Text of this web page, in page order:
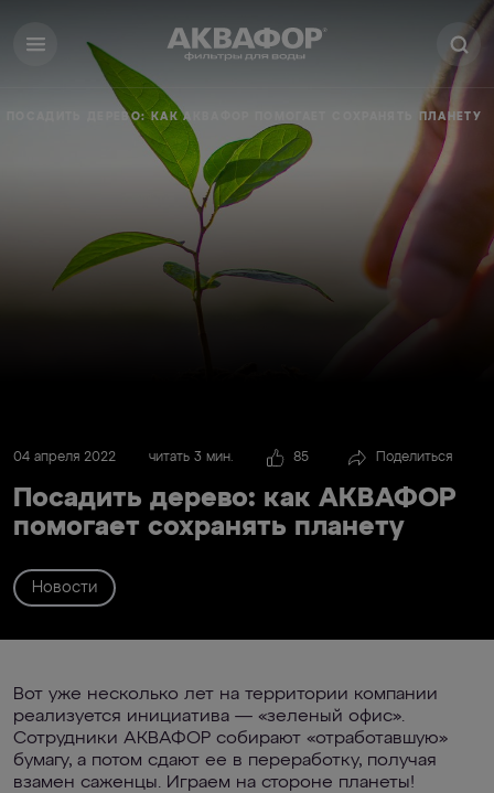
ПОСАДИТЬ ДЕРЕВО: КАК АКВАФОР ПОМОГАЕТ СОХРАНЯТЬ ПЛАНЕТУ
04 апреля 2022 читать 3 мин. 85 Поделиться
Посадить дерево: как АКВАФОР
помогает сохранять планету
Новости
Вот уже несколько лет на территории компании
реализуется инициатива — «зеленый офис».
Сотрудники АКВАФОР собирают «отработавшую»
бумагу, а потом сдают ее в переработку, получая
взамен саженцы. Играем на стороне планеты!